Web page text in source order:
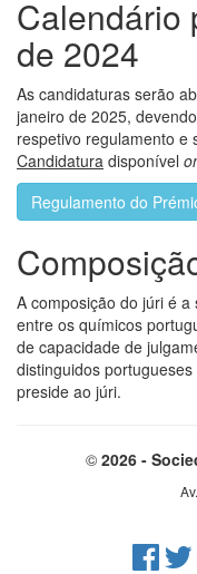
Calendário
de 2024
As candidaturas serão
janeiro de 2025,
respetivo regulamento e
Candidatura disponível
Regulamento do
A composição do júri é
entre os químicos
de capacidade de
distinguidos
preside ao júri.
© 2026 -